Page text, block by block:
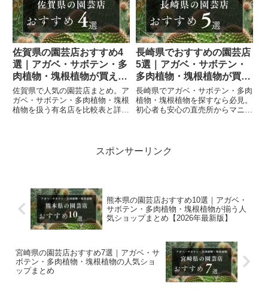
佐賀県の園芸店おすすめ4
選｜アガベ・サボテン・多
肉植物・塊根植物が買える
人気店まとめ
佐賀県で人気の園芸店まとめ。ア
ガベ・サボテン・多肉植物・塊根
植物を扱う有名店を比較表と詳細
長崎県でおすすめの園芸店
5選｜アガベ・サボテン・
多肉植物・塊根植物が買え
る人気ショップまとめ
長崎県でアガベ・サボテン・多肉
植物・塊根植物を探すなら必見。
初心者も安心の直売所からマニア
まとめました。
スポンサーリンク
熊本県の園芸店おすすめ10選｜アガベ・
サボテン・多肉植物・塊根植物が揃う人
気ショップまとめ【2026年最新版】
宮崎県の園芸店おすすめ7選｜アガベ・サ
ボテン・多肉植物・塊根植物の人気ショ
ップまとめ